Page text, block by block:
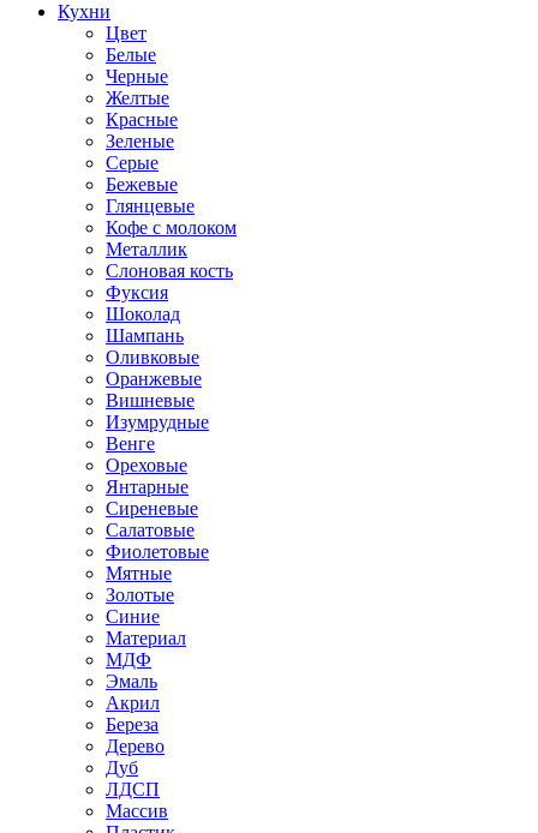
Кухни
Цвет
Белые
Черные
Желтые
Красные
Зеленые
Серые
Бежевые
Глянцевые
Кофе с молоком
Металлик
Слоновая кость
Фуксия
Шоколад
Шампань
Оливковые
Оранжевые
Вишневые
Изумрудные
Венге
Ореховые
Янтарные
Сиреневые
Салатовые
Фиолетовые
Мятные
Золотые
Синие
Материал
МДФ
Эмаль
Акрил
Береза
Дерево
Дуб
ЛДСП
Массив